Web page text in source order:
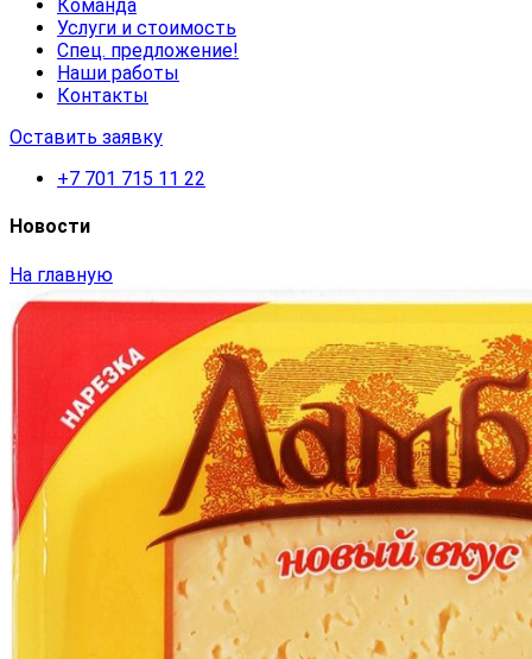
Команда
Услуги и стоимость
Спец. предложение!
Наши работы
Контакты
Оставить заявку
+7 701 715 11 22
Новости
На главную